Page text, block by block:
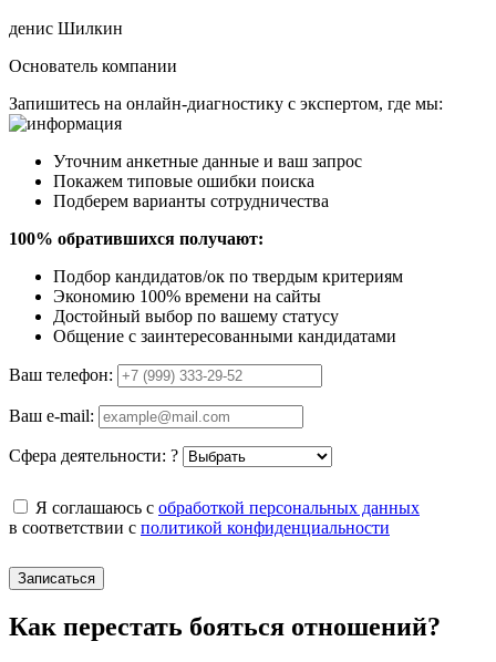
денис Шилкин
Основатель компании
Запишитесь на онлайн-диагностику с экспертом, где мы:
Уточним анкетные данные и ваш запрос
Покажем типовые ошибки поиска
Подберем варианты сотрудничества
100% обратившихся получают:
Подбор кандидатов/ок по твердым критериям
Экономию 100% времени на сайты
Достойный выбор по вашему статусу
Общение с заинтересованными кандидатами
Ваш телефон:
Ваш e-mail:
Сфера деятельности: ?
Я соглашаюсь с обработкой персональных данных
в соответствии с политикой конфиденциальности
Записаться
Как перестать бояться отношений?